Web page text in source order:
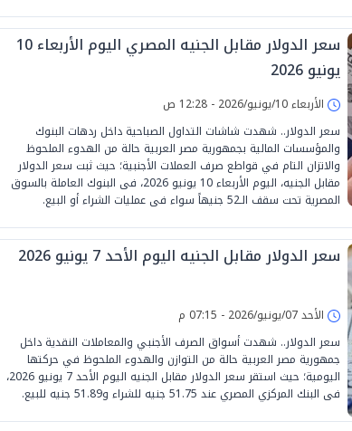
سعر الدولار مقابل الجنيه المصري اليوم الأربعاء 10
يونيو 2026
الأربعاء 10/يونيو/2026 - 12:28 ص
سعر الدولار.. شهدت شاشات التداول الصباحية داخل ردهات البنوك
والمؤسسات المالية بجمهورية مصر العربية حالة من الهدوء الملحوظ
والاتزان التام في قواطع صرف العملات الأجنبية؛ حيث ثبت سعر الدولار
مقابل الجنيه، اليوم الأربعاء 10 يونيو 2026، فى البنوك العاملة بالسوق
المصرية تحت سقف الـ52 جنيهاً سواء فى عمليات الشراء أو البيع.
سعر الدولار مقابل الجنيه اليوم الأحد 7 يونيو 2026
الأحد 07/يونيو/2026 - 07:15 م
سعر الدولار.. شهدت أسواق الصرف الأجنبي والمعاملات النقدية داخل
جمهورية مصر العربية حالة من التوازن والهدوء الملحوظ في حركتها
اليومية؛ حيث استقر سعر الدولار مقابل الجنيه اليوم الأحد 7 يونيو 2026،
فى البنك المركزي المصري عند 51.75 جنيه للشراء و51.89 جنيه للبيع.